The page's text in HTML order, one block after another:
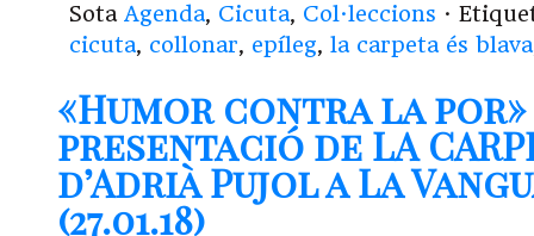
Sota Agenda, Cicuta, Col·leccions ·
cicuta, collonar, epíleg, la carpeta és blava
«Humor contra la
presentació de LA
d’Adrià Pujol a La
(27.01.18)